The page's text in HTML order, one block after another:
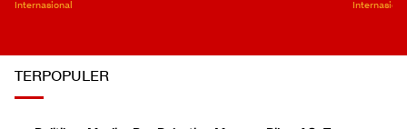
Internasional
TERPOPULER